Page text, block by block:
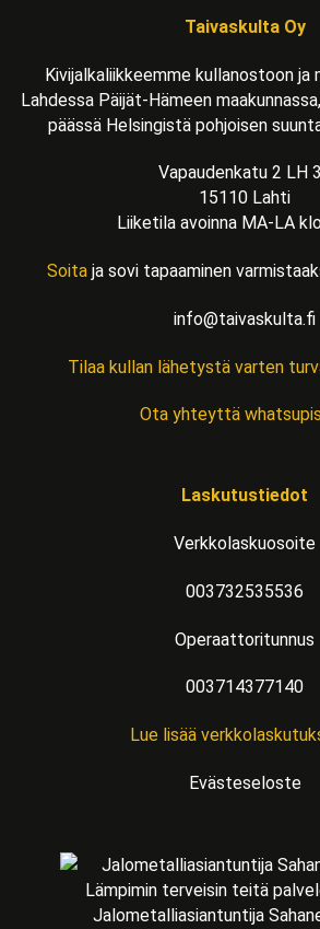
Taivaskulta Oy
Kivijalkaliikkeemme kullanostoon ja
Lahdessa Päijät-Hämeen
päässä Helsingistä pohjoisen
Vapaudenkatu 2 LH
15110 Lahti
Liiketila avoinna MA-LA
Soita ja sovi tapaaminen
info@taivaskulta.fi
Tilaa kullan lähetystä varten
Ota yhteyttä
Laskutustiedot
Verkkolaskuosoite
003732535536
Operaattoritunnus
003714377140
Lue lisää
Evästeseloste
Lämpimin terveisin teitä
Jalometalliasiantuntija